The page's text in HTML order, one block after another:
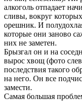
алкоголь отпадает
сливы, вокруг
орешник. И
которые они заново
них не заметен.
Брызгал он и на
вырос хвощ (фото
последствия такого
на него. Он все
замести.
Самая большая